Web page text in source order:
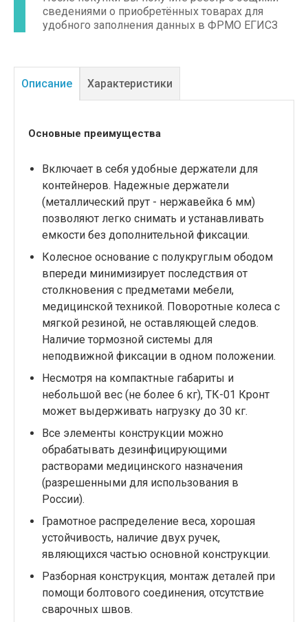
сведениями о приобретённых товарах для
удобного заполнения данных в ФРМО ЕГИСЗ
Описание Характеристики
Основные преимущества
Включает в себя удобные держатели для
контейнеров. Надежные держатели
(металлический прут - нержавейка 6 мм)
позволяют легко снимать и устанавливать
емкости без дополнительной фиксации.
Колесное основание с полукруглым ободом
впереди минимизирует последствия от
столкновения с предметами мебели,
медицинской техникой. Поворотные колеса с
мягкой резиной, не оставляющей следов.
Наличие тормозной системы для
неподвижной фиксации в одном положении.
Несмотря на компактные габариты и
небольшой вес (не более 6 кг), ТК-01 Кронт
может выдерживать нагрузку до 30 кг.
Все элементы конструкции можно
обрабатывать дезинфицирующими
растворами медицинского назначения
(разрешенными для использования в
России).
Грамотное распределение веса, хорошая
устойчивость, наличие двух ручек,
являющихся частью основной конструкции.
Разборная конструкция, монтаж деталей при
помощи болтового соединения, отсутствие
сварочных швов.